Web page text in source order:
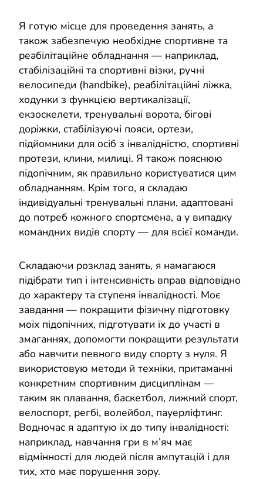
Я готую місце для проведення занять, а
також забезпечую необхідне спортивне та
реабілітаційне обладнання — наприклад,
стабілізаційні та спортивні візки, ручні
велосипеди (handbike), реабілітаційні ліжка,
ходунки з функцією вертикалізації,
екзоскелети, тренувальні ворота, бігові
доріжки, стабілізуючі пояси, ортези,
підйомники для осіб з інвалідністю, спортивні
протези, клини, милиці. Я також пояснюю
підопічним, як правильно користуватися цим
обладнанням. Крім того, я складаю
індивідуальні тренувальні плани, адаптовані
до потреб кожного спортсмена, а у випадку
командних видів спорту — для всієї команди.
Складаючи розклад занять, я намагаюся
підібрати тип і інтенсивність вправ відповідно
до характеру та ступеня інвалідності. Моє
завдання — покращити фізичну підготовку
моїх підопічних, підготувати їх до участі в
змаганнях, допомогти покращити результати
або навчити певного виду спорту з нуля. Я
використовую методи й техніки, притаманні
конкретним спортивним дисциплінам —
таким як плавання, баскетбол, лижний спорт,
велоспорт, регбі, волейбол, пауерліфтинг.
Водночас я адаптую їх до типу інвалідності:
наприклад, навчання гри в м’яч має
відмінності для людей після ампутацій і для
тих, хто має порушення зору.